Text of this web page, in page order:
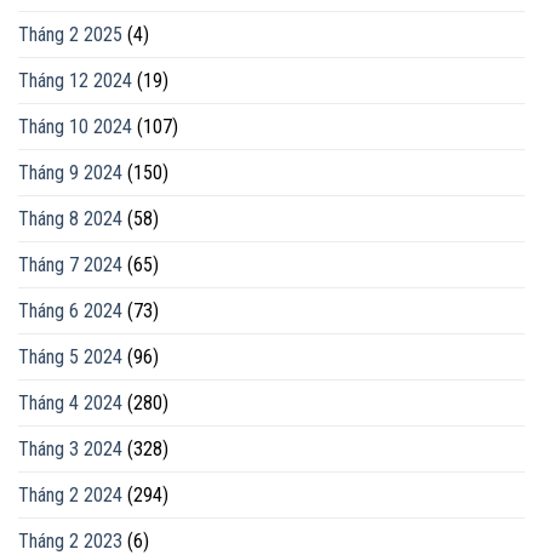
Tháng 2 2025 (4)
Tháng 12 2024 (19)
Tháng 10 2024 (107)
Tháng 9 2024 (150)
Tháng 8 2024 (58)
Tháng 7 2024 (65)
Tháng 6 2024 (73)
Tháng 5 2024 (96)
Tháng 4 2024 (280)
Tháng 3 2024 (328)
Tháng 2 2024 (294)
Tháng 2 2023 (6)